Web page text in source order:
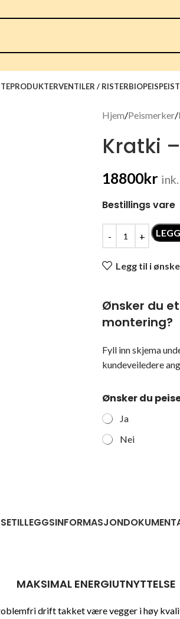
VENTILER / RISTERBIOPEIS
Hjem Peismerker
Kratki
18800kr
Bestillings vare
Legg til i
Ønsker du
montering?
Fyll inn skjema
kundeveiledere
Ønsker du
Ja
Nei
TILLEGGSINFORMASJON
MAKSIMAL ENERGIUTNYTTELSE
drift takket være vegger i høy